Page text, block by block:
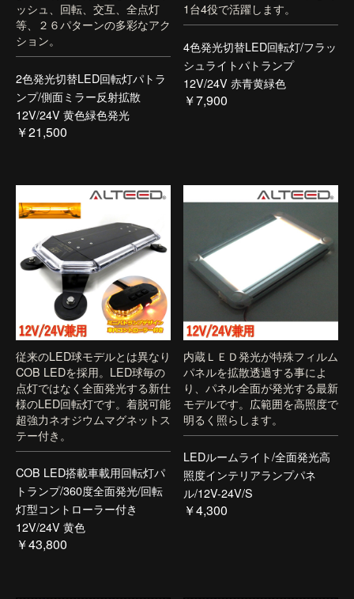
ッシュ、回転、交互、全点灯
等、２６パターンの多彩なアク
ション。
2色発光切替LED回転灯パトラ
ンプ/側面ミラー反射拡散
12V/24V 黄色緑色発光
￥21,500
1台4役で活躍します。
4色発光切替LED回転灯/フラッ
シュライトパトランプ
12V/24V 赤青黄緑色
￥7,900
従来のLED球モデルとは異なり
COB LEDを採用。LED球毎の
点灯ではなく全面発光する新仕
様のLED回転灯です。着脱可能
超強力ネオジウムマグネットス
テー付き。
COB LED搭載車載用回転灯パ
トランプ/360度全面発光/回転
灯型コントローラー付き
12V/24V 黄色
￥43,800
内蔵ＬＥＤ発光が特殊フィルム
パネルを拡散透過する事によ
り、パネル全面が発光する最新
モデルです。広範囲を高照度で
明るく照らします。
LEDルームライト/全面発光高
照度インテリアランプパネ
ル/12V-24V/S
￥4,300